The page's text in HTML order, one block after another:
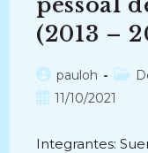
(2013 –
Autor
do
pauloh
do
Post11/10/2021
Integrantes: